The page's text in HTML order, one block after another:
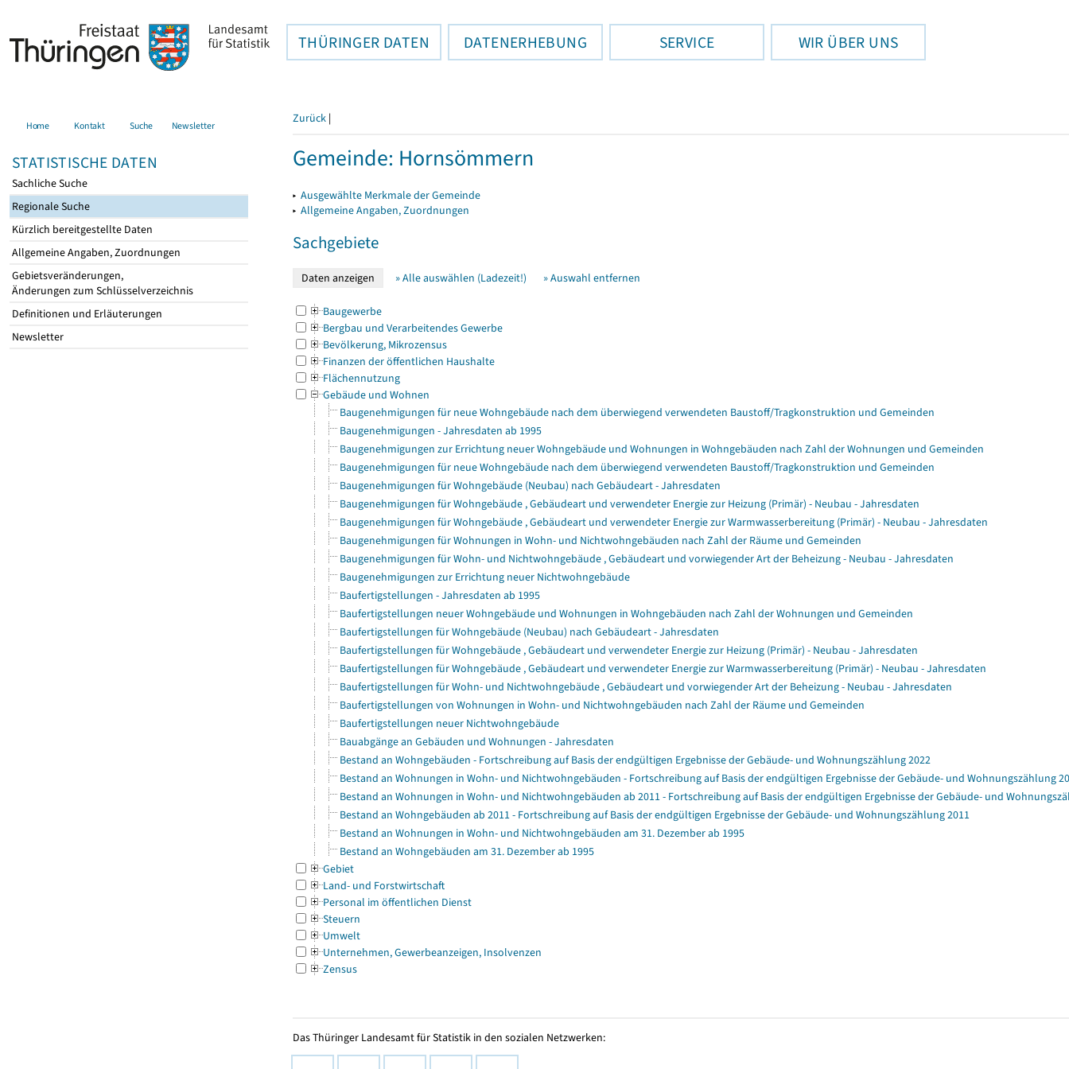
THÜRINGER DATEN DATENERHEBUNG SERVICE WIR ÜBER UNS
Home Kontakt Suche Newsletter
STATISTISCHE DATEN
Sachliche Suche
Regionale Suche
Kürzlich bereitgestellte Daten
Allgemeine Angaben, Zuordnungen
Gebietsveränderungen,
Änderungen zum Schlüsselverzeichnis
Definitionen und Erläuterungen
Newsletter
Zurück |
Gemeinde: Hornsömmern
▸ Ausgewählte Merkmale der Gemeinde
▸ Allgemeine Angaben, Zuordnungen
Sachgebiete
» Alle auswählen (Ladezeit!) » Auswahl entfernen
Baugewerbe
Bergbau und Verarbeitendes Gewerbe
Bevölkerung, Mikrozensus
Finanzen der öffentlichen Haushalte
Flächennutzung
Gebäude und Wohnen
Baugenehmigungen für neue Wohngebäude nach dem überwiegend verwendeten Baustoff/Tragkonstruktion und Gemeinden
Baugenehmigungen - Jahresdaten ab 1995
Baugenehmigungen zur Errichtung neuer Wohngebäude und Wohnungen in Wohngebäuden nach Zahl der Wohnungen und Gemeinden
Baugenehmigungen für neue Wohngebäude nach dem überwiegend verwendeten Baustoff/Tragkonstruktion und Gemeinden
Baugenehmigungen für Wohngebäude (Neubau) nach Gebäudeart - Jahresdaten
Baugenehmigungen für Wohngebäude , Gebäudeart und verwendeter Energie zur Heizung (Primär) - Neubau - Jahresdaten
Baugenehmigungen für Wohngebäude , Gebäudeart und verwendeter Energie zur Warmwasserbereitung (Primär) - Neubau - Jahresdaten
Baugenehmigungen für Wohnungen in Wohn- und Nichtwohngebäuden nach Zahl der Räume und Gemeinden
Baugenehmigungen für Wohn- und Nichtwohngebäude , Gebäudeart und vorwiegender Art der Beheizung - Neubau - Jahresdaten
Baugenehmigungen zur Errichtung neuer Nichtwohngebäude
Baufertigstellungen - Jahresdaten ab 1995
Baufertigstellungen neuer Wohngebäude und Wohnungen in Wohngebäuden nach Zahl der Wohnungen und Gemeinden
Baufertigstellungen für Wohngebäude (Neubau) nach Gebäudeart - Jahresdaten
Baufertigstellungen für Wohngebäude , Gebäudeart und verwendeter Energie zur Heizung (Primär) - Neubau - Jahresdaten
Baufertigstellungen für Wohngebäude , Gebäudeart und verwendeter Energie zur Warmwasserbereitung (Primär) - Neubau - Jahresdaten
Baufertigstellungen für Wohn- und Nichtwohngebäude , Gebäudeart und vorwiegender Art der Beheizung - Neubau - Jahresdaten
Baufertigstellungen von Wohnungen in Wohn- und Nichtwohngebäuden nach Zahl der Räume und Gemeinden
Baufertigstellungen neuer Nichtwohngebäude
Bauabgänge an Gebäuden und Wohnungen - Jahresdaten
Bestand an Wohngebäuden - Fortschreibung auf Basis der endgültigen Ergebnisse der Gebäude- und Wohnungszählung 2022
Bestand an Wohnungen in Wohn- und Nichtwohngebäuden - Fortschreibung auf Basis der endgültigen Ergebnisse der Gebäude- und Wohnungszählung
Bestand an Wohnungen in Wohn- und Nichtwohngebäuden ab 2011 - Fortschreibung auf Basis der endgültigen Ergebnisse der Gebäude- und
Bestand an Wohngebäuden ab 2011 - Fortschreibung auf Basis der endgültigen Ergebnisse der Gebäude- und Wohnungszählung 2011
Bestand an Wohnungen in Wohn- und Nichtwohngebäuden am 31. Dezember ab 1995
Bestand an Wohngebäuden am 31. Dezember ab 1995
Gebiet
Land- und Forstwirtschaft
Personal im öffentlichen Dienst
Steuern
Umwelt
Unternehmen, Gewerbeanzeigen, Insolvenzen
Zensus
Das Thüringer Landesamt für Statistik in den sozialen Netzwerken: